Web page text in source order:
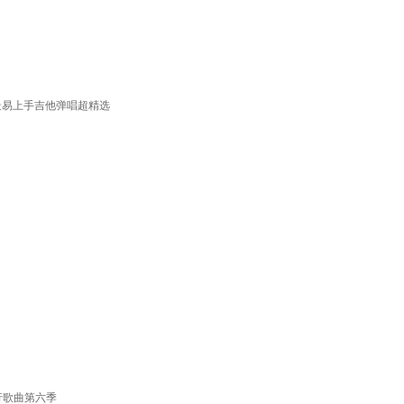
上手吉他弹唱超精选
曲第六季